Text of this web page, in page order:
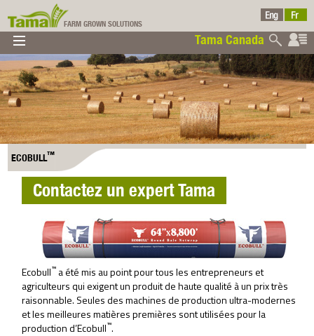
Tama Canada
FARM GROWN SOLUTIONS
Tama Canada
▼
▼
▼
▼
ECOBULL™
Contactez un expert Tama
Ecobull™ a été mis au point pour tous les entrepreneurs et
agriculteurs qui exigent un produit de haute qualité à un prix très
raisonnable. Seules des machines de production ultra-modernes
et les meilleures matières premières sont utilisées pour la
production d’Ecobull™.